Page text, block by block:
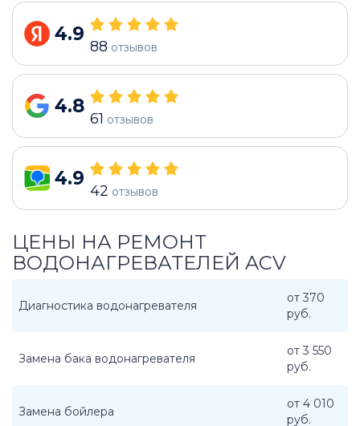
4.9
88 отзывов
4.8
61 отзывов
4.9
42 отзывов
ЦЕНЫ НА РЕМОНТ
ВОДОНАГРЕВАТЕЛЕЙ ACV
Диагностика водонагревателя
от 370
руб.
Замена бака водонагревателя
от 3 550
руб.
Замена бойлера
от 4 010
руб.